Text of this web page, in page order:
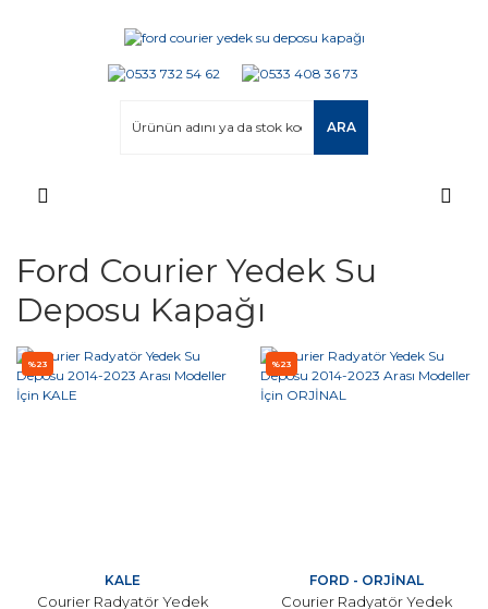
ARA
Ford Courier Yedek Su
Deposu Kapağı
%23
KALE
Courier Radyatör Yedek
%23
FORD - ORJİNAL
Courier Radyatör Yedek